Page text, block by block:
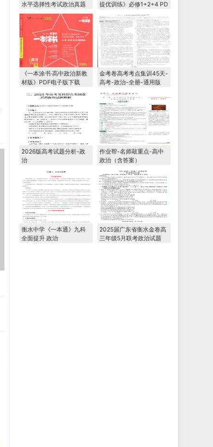
水平选择性考试政治真题
及答案(Word版)
提优训练》必修1+2+4 PD
F电子版下载
《一本涂书·高中政治新教
材版》PDF电子版下载
金考卷高考考点集训45天-
高考-政治-全册-通用版
2026版高考试题分析-政
治
作业帮-名师敲重点-高中
政治（含答案）
衡水中学《一本通》九科
全面提升 政治
2025届广东省衡水金卷高
三年级5月联考政治试题